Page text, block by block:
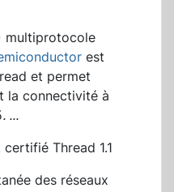
multiprotocole
est
et permet
la connectivité à
. ...
Thread 1.1
des réseaux